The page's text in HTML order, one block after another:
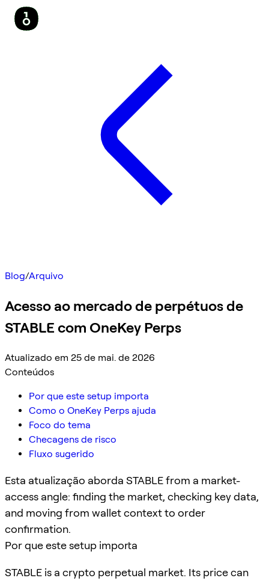
Blog/Arquivo
Acesso ao mercado de perpétuos de
STABLE com OneKey Perps
Atualizado em 25 de mai. de 2026
Conteúdos
Por que este setup importa
Como o OneKey Perps ajuda
Foco do tema
Checagens de risco
Fluxo sugerido
Esta atualização aborda STABLE from a market-
access angle: finding the market, checking key data,
and moving from wallet context to order
confirmation.
Por que este setup importa
STABLE is a crypto perpetual market. Its price can